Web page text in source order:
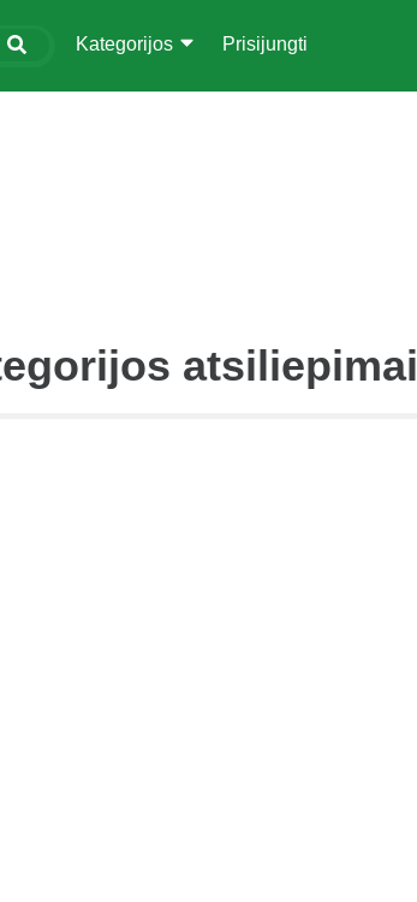
Kategorijos Prisijungti
atsiliepimai